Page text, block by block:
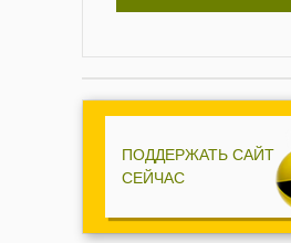
ПОДДЕРЖАТЬ САЙТ
СЕЙЧАС